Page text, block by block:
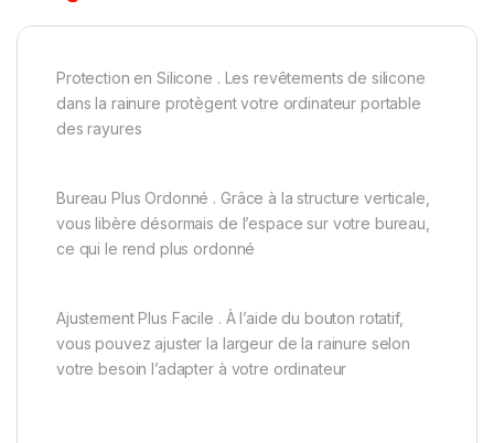
Protection en Silicone . Les revêtements de silicone
dans la rainure protègent votre ordinateur portable
des rayures
Bureau Plus Ordonné . Grâce à la structure verticale,
vous libère désormais de l’espace sur votre bureau,
ce qui le rend plus ordonné
Ajustement Plus Facile . À l’aide du bouton rotatif,
vous pouvez ajuster la largeur de la rainure selon
votre besoin l’adapter à votre ordinateur